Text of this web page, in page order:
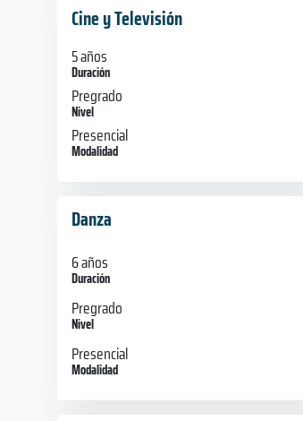
Cine y Televisión
5 años
Duración
Pregrado
Nivel
Presencial
Modalidad
Danza
6 años
Duración
Pregrado
Nivel
Presencial
Modalidad